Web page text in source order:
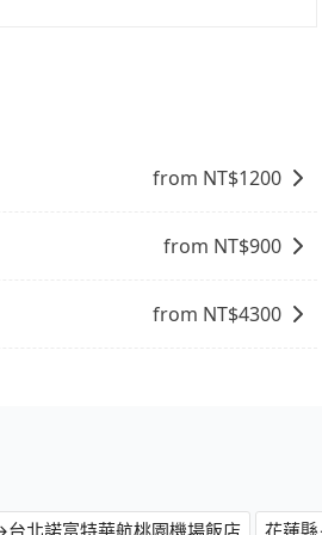
from NT$1200
from NT$900
from NT$4300
北諾富特華航桃園機場飯店 花蓮